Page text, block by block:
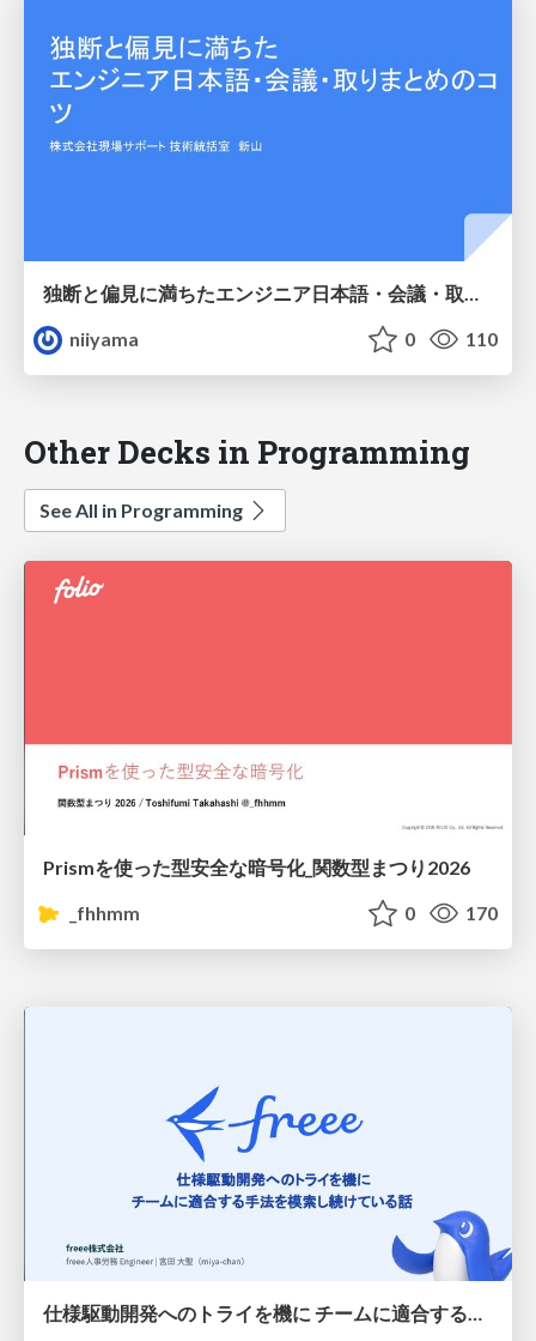
niiyama
0 110
Other Decks in Programming
See All in Programming
Prismを使った型安全な暗号化_関数型まつり2026
_fhhmm
0 170
仕様駆動開発へのトライを機に チームに適合する手法を模索し続けている話